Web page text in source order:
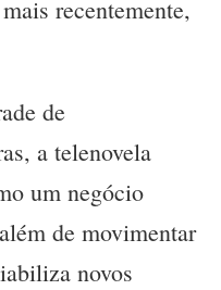
recentemente,
de
a telenovela
um negócio
de movimentar
novos